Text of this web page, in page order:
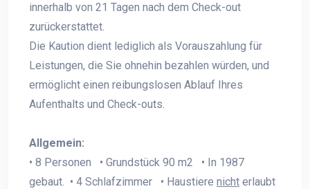
innerhalb von 21 Tagen nach dem Check-out
zurückerstattet.
Die Kaution dient lediglich als Vorauszahlung für
Leistungen, die Sie ohnehin bezahlen würden, und
ermöglicht einen reibungslosen Ablauf Ihres
Aufenthalts und Check-outs.
Allgemein:
• 8 Personen • Grundstück 90 m2 • In 1987
gebaut. • 4 Schlafzimmer • Haustiere nicht erlaubt